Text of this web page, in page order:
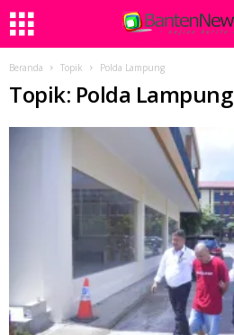
Beranda Topik Polda Lampung
Topik: Polda Lampung